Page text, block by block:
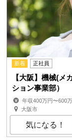
新着 正社員
【大阪】機械(メ
ション事業部）
年収400万円〜600
大阪市
気になる！